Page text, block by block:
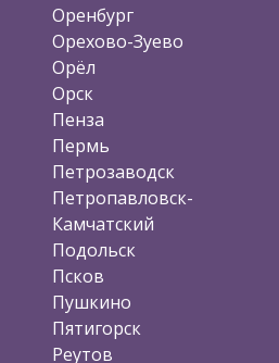
Оренбург
Орехово-Зуево
Орёл
Орск
Пенза
Пермь
Петрозаводск
Петропавловск-
Камчатский
Подольск
Псков
Пушкино
Пятигорск
Реутов